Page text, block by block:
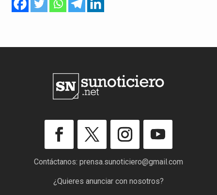
Contáctanos: prensa.sunoticiero@gmail.com
¿Quieres anunciar con nosotros?